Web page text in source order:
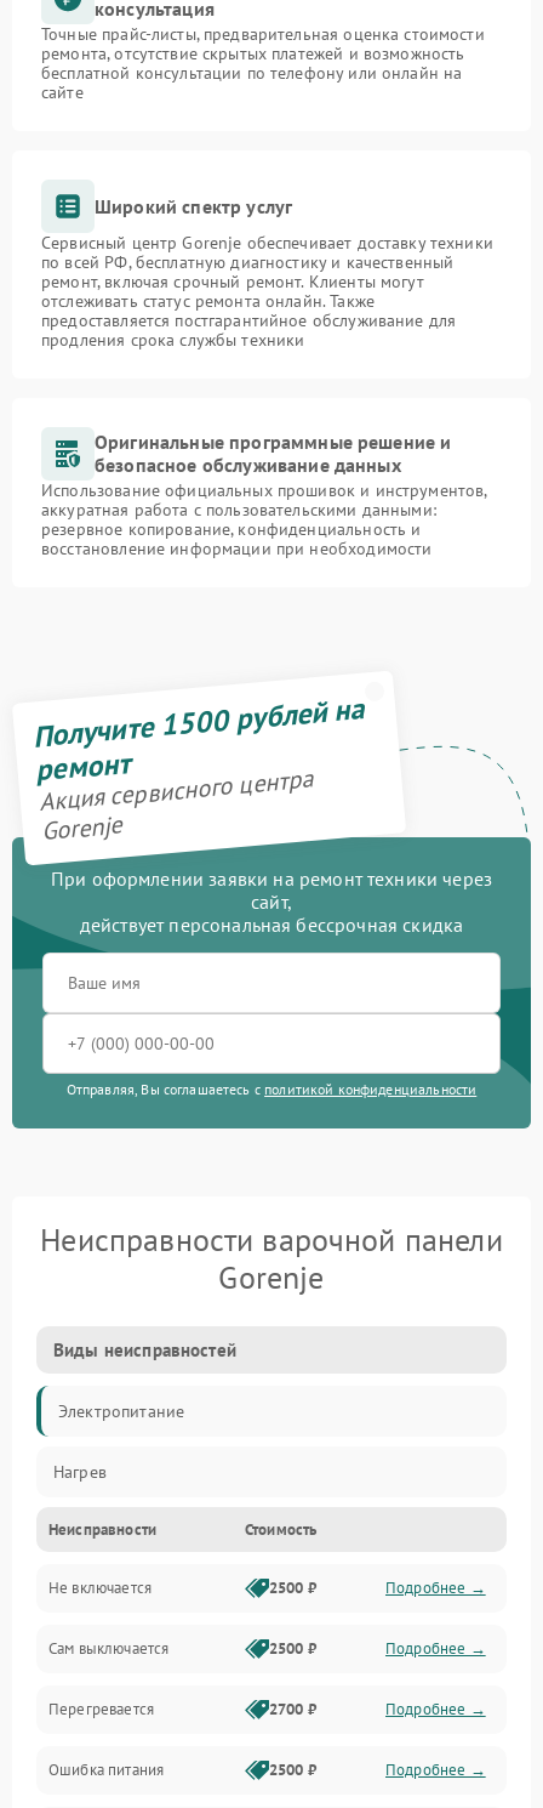
консультация
Точные прайс-листы, предварительная оценка стоимости
ремонта, отсутствие скрытых платежей и возможность
бесплатной консультации по телефону или онлайн на
сайте
Широкий спектр услуг
Сервисный центр Gorenje обеспечивает доставку техники
по всей РФ, бесплатную диагностику и качественный
ремонт, включая срочный ремонт. Клиенты могут
отслеживать статус ремонта онлайн. Также
предоставляется постгарантийное обслуживание для
продления срока службы техники
Оригинальные программные решение и
безопасное обслуживание данных
Использование официальных прошивок и инструментов,
аккуратная работа с пользовательскими данными:
резервное копирование, конфиденциальность и
восстановление информации при необходимости
Получите 1500 рублей на
ремонт
Акция сервисного центра
Gorenje
При оформлении заявки на ремонт техники через
сайт,
действует персональная бессрочная скидка
Отправляя, Вы соглашаетесь с политикой конфиденциальности
Неисправности варочной панели
Gorenje
Виды неисправностей
Электропитание
Нагрев
Неисправности Стоимость
Не включается 2500 ₽ Подробнее →
Сам выключается 2500 ₽ Подробнее →
Перегревается 2700 ₽ Подробнее →
Ошибка питания 2500 ₽ Подробнее →